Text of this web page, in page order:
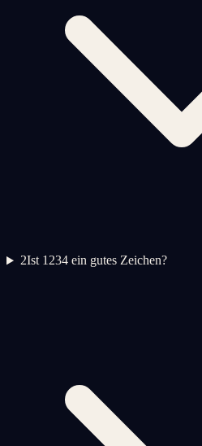
2Ist 1234 ein gutes Zeichen?